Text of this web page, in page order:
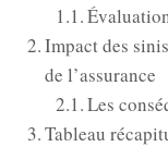
Impact des
de l’assurance
Les
Tableau